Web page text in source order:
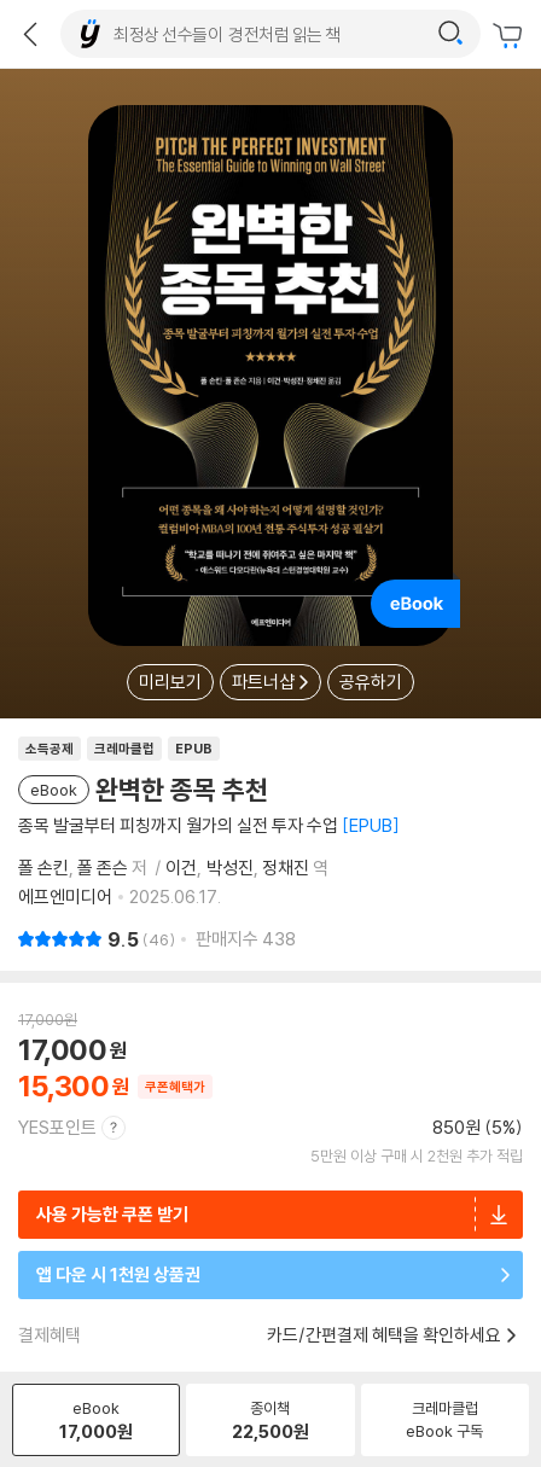
미리보기 파트너샵 공유하기
소득공제 크레마클럽 EPUB
eBook 완벽한 종목 추천
종목 발굴부터 피칭까지 월가의 실전 투자 수업 EPUB
폴 손킨 폴 존슨 저 이건 박성진 정채진 역
에프엔미디어
2025.06.17.
9.5 46 판매지수 438
17,000원
15,300
17,000
쿠폰혜택가
YES포인트 850원 (5%)
5만원 이상 구매 시 2천원 추가 적립
사용 가능한 쿠폰 받기
앱 다운 시 1천원 상품권
결제혜택 카드/간편결제 혜택을 확인하세요
eBook
17,000원
종이책
22,500원
크레마클럽
eBook 구독